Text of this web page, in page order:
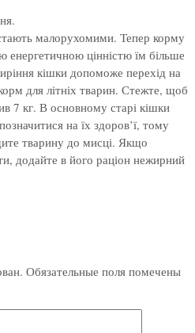
малорухомими. Тепер корму
енергетичною цінністю їм більше
кішки допоможе перехід на
для літніх тварин. Стежте, щоб
7 кг. В основному старі кішки
на їх здоров’ї, тому
тварину до мисці. Якщо
додайте в його раціон нежирний
Обязательные поля помечены